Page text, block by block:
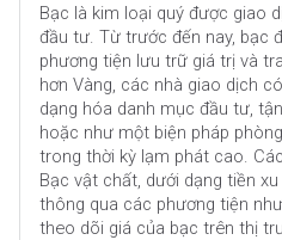
Bạc là kim loại quý được giao
đầu tư. Từ trước đến nay, bạc
phương tiện lưu trữ giá trị và
hơn Vàng, các nhà giao dịch
dạng hóa danh mục đầu tư,
hoặc như một biện pháp
trong thời kỳ lạm phát cao.
Bạc vật chất, dưới dạng tiền
thông qua các phương tiện
theo dõi giá của bạc trên thị